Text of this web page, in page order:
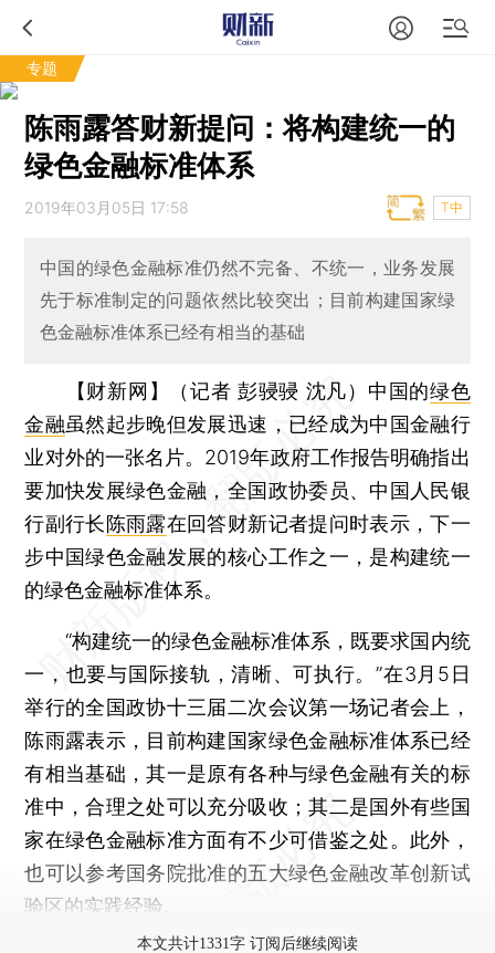
专题
陈雨露答财新提问：将构建统一的
绿色金融标准体系
2019年03月05日 17:58 T中
中国的绿色金融标准仍然不完备、不统一，业务发展
先于标准制定的问题依然比较突出；目前构建国家绿
色金融标准体系已经有相当的基础
【财新网】（记者 彭骎骎 沈凡） 中国的绿色
金融虽然起步晚但发展迅速，已经成为中国金融行
业对外的一张名片。2019年政府工作报告明确指出
要加快发展绿色金融，全国政协委员、中国人民银
行副行长陈雨露在回答财新记者提问时表示，下一
步中国绿色金融发展的核心工作之一，是构建统一
的绿色金融标准体系。
“构建统一的绿色金融标准体系，既要求国内统
一，也要与国际接轨，清晰、可执行。”在3月5日
举行的全国政协十三届二次会议第一场记者会上，
陈雨露表示，目前构建国家绿色金融标准体系已经
有相当基础，其一是原有各种与绿色金融有关的标
准中，合理之处可以充分吸收；其二是国外有些国
家在绿色金融标准方面有不少可借鉴之处。此外，
也可以参考国务院批准的五大绿色金融改革创新试
验区的实践经验。
本文共计1331字 订阅后继续阅读